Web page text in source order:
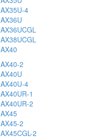
AX35U-4
AX36U
AX36UCGL
AX38UCGL
AX40
AX40-2
AX40U
AX40U-4
AX40UR-1
AX40UR-2
AX45
AX45-2
AX45CGL-2